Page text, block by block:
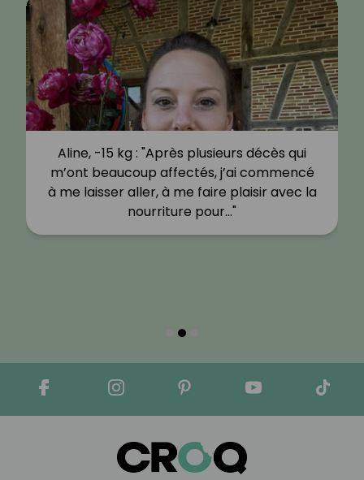
Aline, -15 kg : "Après plusieurs décès qui
m’ont beaucoup affectés, j’ai commencé
à me laisser aller, à me faire plaisir avec la
nourriture pour…"